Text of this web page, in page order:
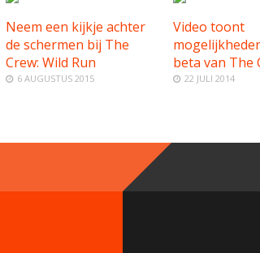
Neem een kijkje achter
de schermen bij The
Crew: Wild Run
6 AUGUSTUS 2015
Video toont
beta van The
22 JULI 2014